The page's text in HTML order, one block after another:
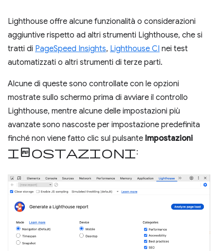
Lighthouse offre alcune funzionalità o considerazioni
aggiuntive rispetto ad altri strumenti Lighthouse, che si
tratti di PageSpeed Insights, Lighthouse CI nei test
automatizzati o altri strumenti di terze parti.
Alcune di queste sono controllate con le opzioni
mostrate sullo schermo prima di avviare il controllo
Lighthouse, mentre alcune delle impostazioni più
avanzate sono nascoste per impostazione predefinita
finché non viene fatto clic sul pulsante Impostazioni
impostazioni: